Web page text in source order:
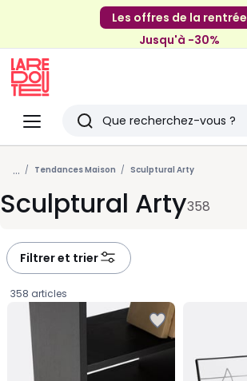
Les offres de la rentrée
Jusqu'à -30%
Menu
Redoute
Rechercher
Derniers
articles
vus
... Tendances Maison Sculptural Arty
Sculptural Arty358
Filtrer et trier
358 articles